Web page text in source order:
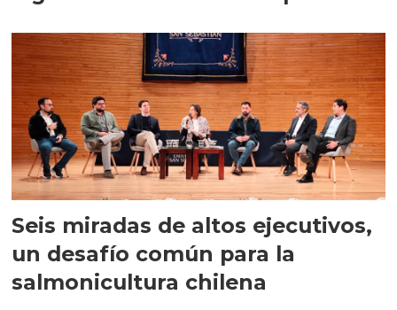
Seis miradas de altos ejecutivos,
un desafío común para la
salmonicultura chilena